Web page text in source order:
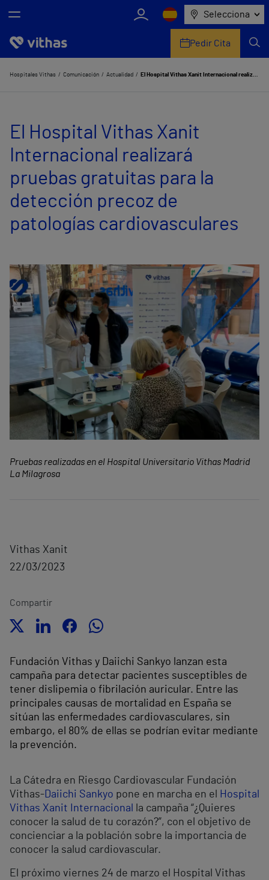
Selecciona
Nosotros
Servicios de salud
Equipo médico y asistencial
Información útil
Comunicación
Pedir Cita
Hospitales Vithas Comunicación Actualidad El Hospital Vithas Xanit Internacional realizará pruebas gratuitas para la detección precoz de patologías cardiovasculares
El Hospital Vithas Xanit
Internacional realizará
pruebas gratuitas para la
detección precoz de
patologías cardiovasculares
Pruebas realizadas en el Hospital Universitario Vithas Madrid
La Milagrosa
Vithas Xanit
22/03/2023
Compartir
Fundación Vithas y Daiichi Sankyo lanzan esta
campaña para detectar pacientes susceptibles de
tener dislipemia o fibrilación auricular. Entre las
principales causas de mortalidad en España se
sitúan las enfermedades cardiovasculares, sin
embargo, el 80% de ellas se podrían evitar mediante
la prevención.
La Cátedra en Riesgo Cardiovascular Fundación
Vithas-Daiichi Sankyo pone en marcha en el
Hospital
Vithas Xanit Internacional
la campaña “¿Quieres
conocer la salud de tu corazón?”, con el objetivo de
concienciar a la población sobre la importancia de
conocer la salud cardiovascular.
El próximo viernes 24 de marzo el Hospital Vithas